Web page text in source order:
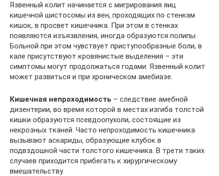
Язвенный колит начинается с мигрирования яиц
кишечной шистосомы из вен, проходящих по стенкам
кишок, в просвет кишечника. При этом в стенках
появляются изъязвления, иногда образуются полипы.
Больной при этом чувствует приступообразные боли, в
кале присутствуют кровянистые выделения – эти
симптомы могут продолжаться годами. Язвенный колит
может развиться и при хроническом амебиазе.
Кишечная непроходимость – следствие амебной
дизентерии, во время которой в местах изгиба толстой
кишки образуются псевдоопухоли, состоящие из
некрозных тканей. Часто непроходимость кишечника
вызывают аскариды, образующие клубок в
подвздошной части толстого кишечника. В трети таких
случаев приходится прибегать к хирургическому
вмешательству.